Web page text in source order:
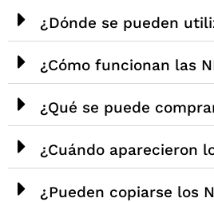
¿Dónde se pueden
¿Cómo funcionan las
¿Qué se puede
¿Cuándo aparecieron
¿Pueden copiarse los